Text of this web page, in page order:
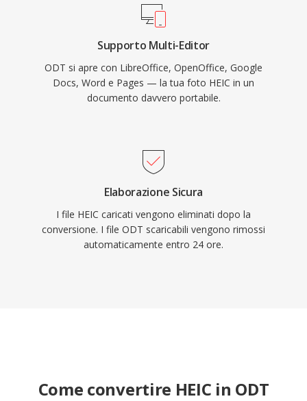
Supporto Multi-Editor
ODT si apre con LibreOffice, OpenOffice, Google
Docs, Word e Pages — la tua foto HEIC in un
documento davvero portabile.
Elaborazione Sicura
I file HEIC caricati vengono eliminati dopo la
conversione. I file ODT scaricabili vengono rimossi
automaticamente entro 24 ore.
Come convertire HEIC in ODT